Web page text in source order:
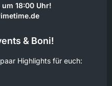
um 18:00 Uhr!
& Boni!
Highlights für euch: